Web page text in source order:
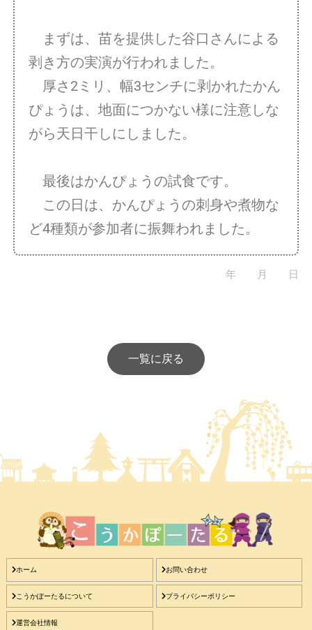
まずは、苗を提供した谷口さんによる
剥き方の実演が行われました。
厚さ2ミリ、幅3センチに剥かれたかん
ぴょうは、地面につかない様に注意しな
がら天日干しにしました。
最後はかんぴょうの試食です。
この日は、かんぴょうの刺身や煮物な
ど4種類が参加者に振舞われました。
年 月 日
一覧に戻る
ホーム お問い合わせ
こうかぽーたるについて プライバシーポリシー
運営会社情報